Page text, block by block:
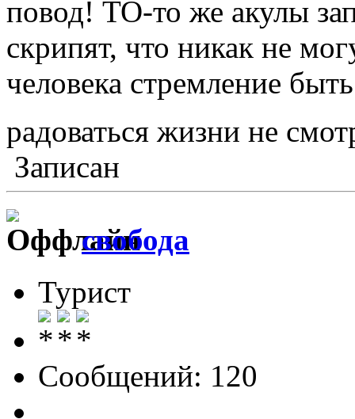
повод! ТО-то же акулы
скрипят, что никак не
человека стремление
радоваться жизни не
Записан
свобода
Турист
Сообщений: 120